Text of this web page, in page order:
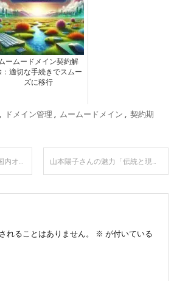
ームードメイン契約解
：適切な手続きでスムー
ズに移行
, ドメイン管理, ムームードメイン , 契約期
終わりの始まり 山本陽子さんの魅力「伝統と現代の美が融合した存在」
れることはありません。
※ が付いている